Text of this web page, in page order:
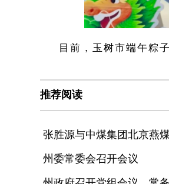
目前，玉树市端午粽
推荐阅读
张胜源与中煤集团北京燕
州委常委会召开会议